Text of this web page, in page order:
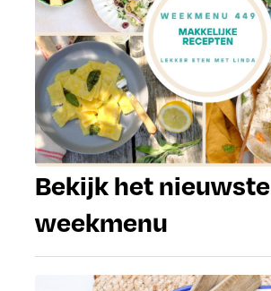
Bekijk het nieuwste
weekmenu